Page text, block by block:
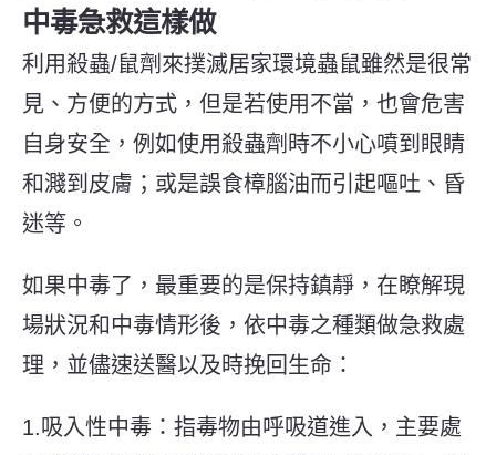
中毒急救這樣做
利用殺蟲/鼠劑來撲滅居家環境蟲鼠雖然是很常
見、方便的方式，但是若使用不當，也會危害
自身安全，例如使用殺蟲劑時不小心噴到眼睛
和濺到皮膚；或是誤食樟腦油而引起嘔吐、昏
迷等。
如果中毒了，最重要的是保持鎮靜，在瞭解現
場狀況和中毒情形後，依中毒之種類做急救處
理，並儘速送醫以及時挽回生命：
1.吸入性中毒：指毒物由呼吸道進入，主要處